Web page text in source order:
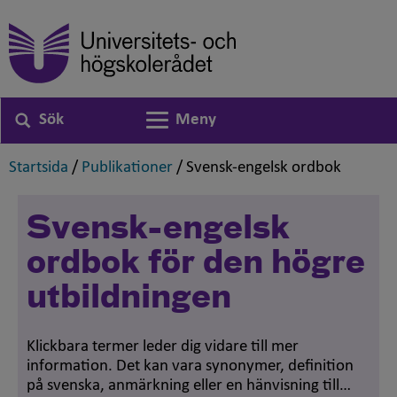
Sök
Växla navigering
Meny
Startsida ,
/ Publikationer ,
/ Svensk-engelsk ordbok
Svensk-engelsk
ordbok för den högre
utbildningen
Klickbara termer leder dig vidare till mer
information. Det kan vara synonymer, definition
på svenska, anmärkning eller en hänvisning till